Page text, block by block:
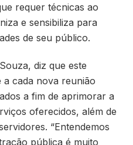
requer técnicas ao
e sensibiliza para
de seu público.
diz que este
cada nova reunião
a fim de aprimorar a
oferecidos, além de
“Entendemos
pública é muito